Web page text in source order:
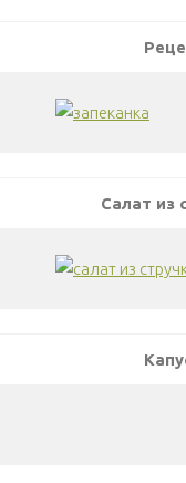
Салат из